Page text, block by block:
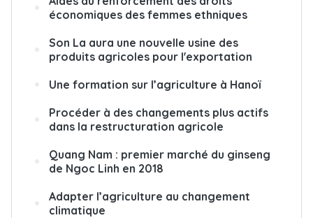
économiques des femmes ethniques
Son La aura une nouvelle usine des
produits agricoles pour l'exportation
Une formation sur l’agriculture à Hanoï
Procéder à des changements plus actifs
dans la restructuration agricole
Quang Nam : premier marché du ginseng
de Ngoc Linh en 2018
Adapter l’agriculture au changement
climatique